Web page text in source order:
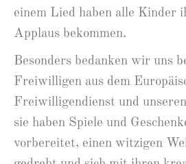
einem Lied haben alle Kinder
Applaus bekommen.
Besonders bedanken wir uns
Freiwilligen aus dem
Freiwilligendienst und
sie haben Spiele und
vorbereitet, einen witzigen